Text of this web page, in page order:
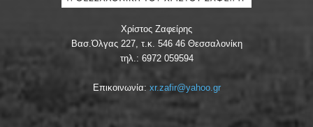
Χρίστος Ζαφείρης
Βασ.Όλγας 227, τ.κ. 546 46 Θεσσαλονίκη
τηλ.: 6972 059594
Επικοινωνία: xr.zafir@yahoo.gr